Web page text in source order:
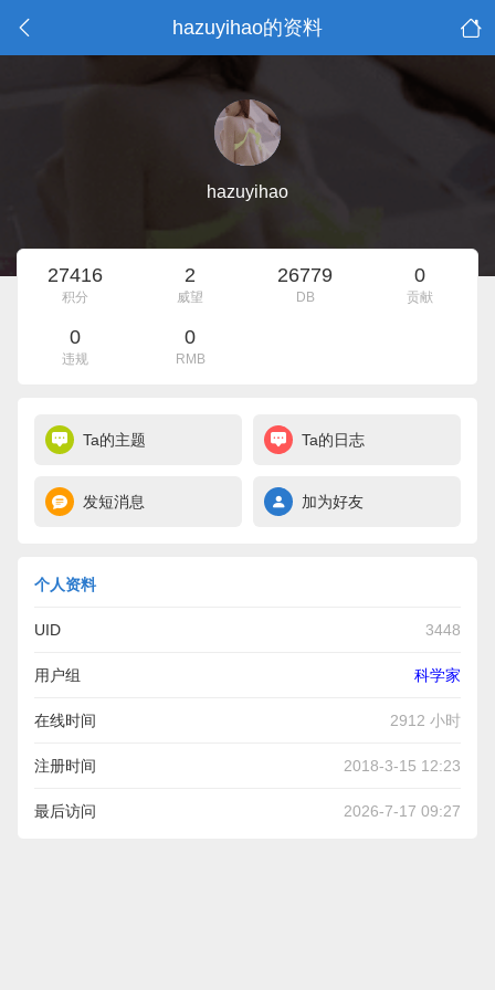
hazuyihao的资料
hazuyihao
27416
积分
2
威望
26779
DB
0
贡献
0
违规
0
RMB
Ta的主题 Ta的日志
发短消息 加为好友
个人资料
UID 3448
用户组 科学家
在线时间 2912 小时
注册时间 2018-3-15 12:23
最后访问 2026-7-17 09:27